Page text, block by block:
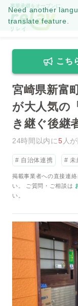
Need another
translate feature.
事業承継をオープンに。
こち
宮崎県新富
が大人気の
き継ぐ後継
24時間以内に5 人
自治体連携 未
掲載事業者への直接連
い。 ご質問・ご相談は
い。